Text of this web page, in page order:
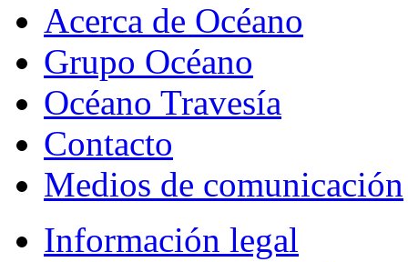
Acerca de Océano
Grupo Océano
Océano Travesía
Contacto
Medios de comunicación
Información legal